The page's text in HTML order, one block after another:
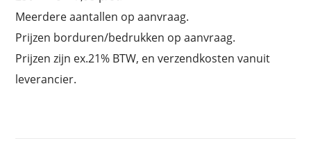
Meerdere aantallen op aanvraag.
Prijzen borduren/bedrukken op aanvraag.
Prijzen zijn ex.21% BTW, en verzendkosten vanuit
leverancier.